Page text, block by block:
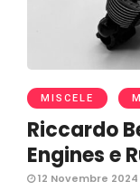
MISCELE
Riccardo
Engines e
12 Novembre 2024